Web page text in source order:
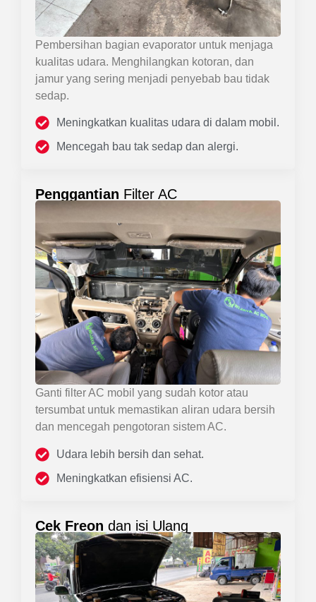
Pembersihan bagian evaporator untuk menjaga
kualitas udara. Menghilangkan kotoran, dan
jamur yang sering menjadi penyebab bau tidak
sedap.
Meningkatkan kualitas udara di dalam mobil.
Mencegah bau tak sedap dan alergi.
Penggantian Filter AC
Ganti filter AC mobil yang sudah kotor atau
tersumbat untuk memastikan aliran udara bersih
dan mencegah pengotoran sistem AC.
Udara lebih bersih dan sehat.
Meningkatkan efisiensi AC.
Cek Freon dan isi Ulang